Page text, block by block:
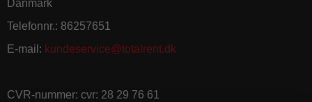
Danmark
Telefonnr.: 86257651
E-mail : kundeservice@totalrent.dk
CVR-nummer: cvr: 28 29 76 61